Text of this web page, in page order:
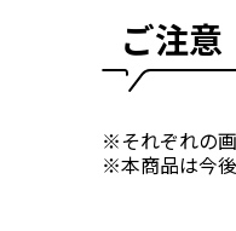
ご注意
※それぞれの画
※本商品は今後